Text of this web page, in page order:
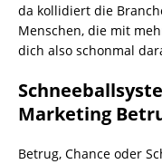
da kollidiert die
Menschen, die mit
dich also schonmal
Marketing
Betrug, Chance oder